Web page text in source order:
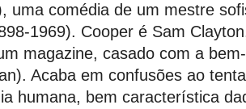
uma comédia de um mestre
1969). Cooper é Sam
magazine, casado com a
Acaba em confusões ao
humana, bem característica